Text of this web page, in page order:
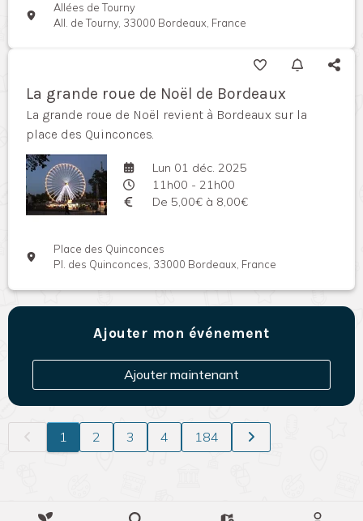
Allées de Tourny
All. de Tourny, 33000 Bordeaux, France
La grande roue de Noël de Bordeaux
La grande roue de Noël revient à Bordeaux sur la
place des Quinconces.
Lun 01 déc. 2025
11h00 - 21h00
De 5,00€ à 8,00€
Place des Quinconces
Pl. des Quinconces, 33000 Bordeaux, France
Ajouter mon événement
Ajouter maintenant
1 2 3 4 184